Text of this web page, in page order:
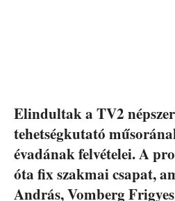
Elindultak a TV2
tehetségkutató
évadának felvételei. A
óta fix szakmai csapat,
András, Vomberg